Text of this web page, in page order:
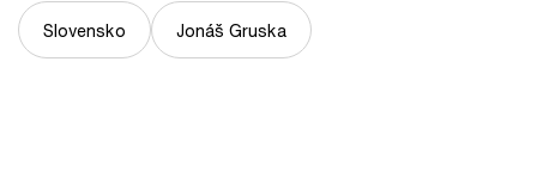
Slovensko Jonáš Gruska